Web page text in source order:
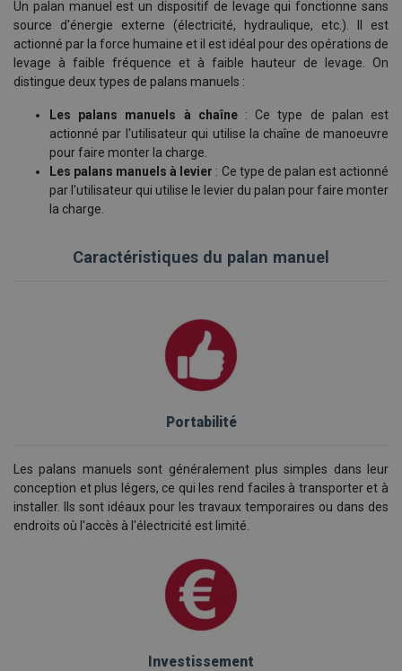
Un palan manuel est un dispositif de levage qui fonctionne sans
source d'énergie externe (électricité, hydraulique, etc.). Il est
actionné par la force humaine et il est idéal pour des opérations de
levage à faible fréquence et à faible hauteur de levage. On
distingue deux types de palans manuels :
Les palans manuels à chaîne: Ce type de palan est
actionné par l'utilisateur qui utilise la chaîne de manoeuvre
pour faire monter la charge.
Les palans manuels à levier : Ce type de palan est actionné
par l'utilisateur qui utilise le levier du palan pour faire monter
la charge.
Caractéristiques du palan manuel
Portabilité
Les palans manuels sont généralement plus simples dans leur
conception et plus légers, ce qui les rend faciles à transporter et à
installer. Ils sont idéaux pour les travaux temporaires ou dans des
endroits où l'accès à l'électricité est limité.
Investissement